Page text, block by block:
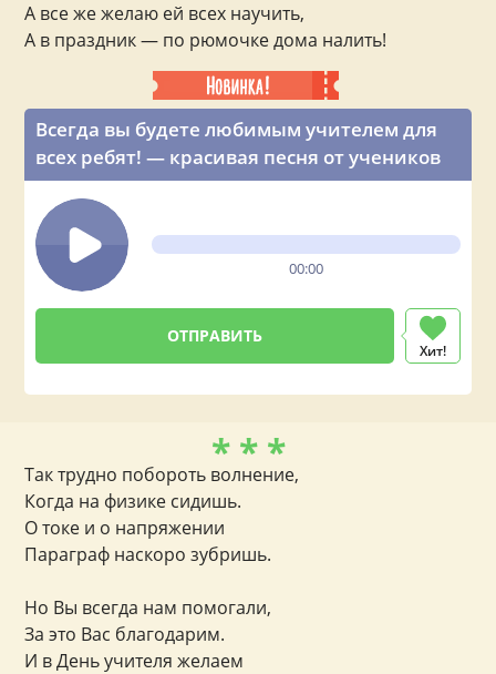
Всегда вы будете любимым учителем для
всех ребят! — красивая песня от учеников
00:00
Хит!
А все же желаю ей всех научить,
А в праздник — по рюмочке дома налить!
* * *
Так трудно побороть волнение,
Когда на физике сидишь.
О токе и о напряжении
Параграф наскоро зубришь.
Но Вы всегда нам помогали,
За это Вас благодарим.
И в День учителя желаем